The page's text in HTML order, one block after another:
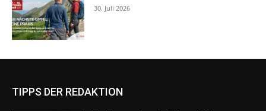
30. Juli 2026
TIPPS DER REDAKTION